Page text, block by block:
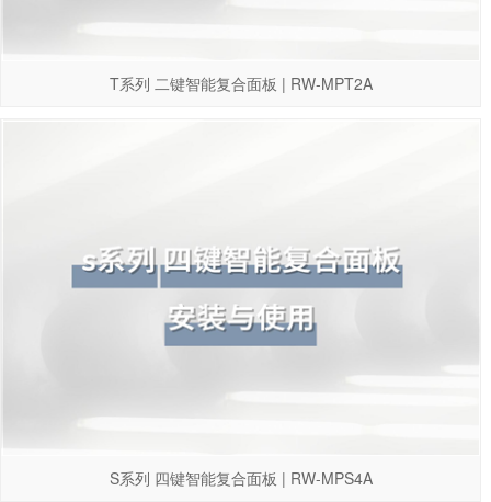
T系列 二键智能复合面板 | RW-MPT2A
S系列 四键智能复合面板 | RW-MPS4A